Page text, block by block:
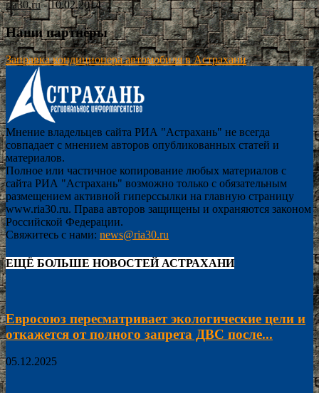
ria30.ru - 10.02.2014
Наши партнёры
Заправка кондиционера автомобиля в Астрахани
Мнение владельцев сайта РИА "Астрахань" не всегда
совпадает с мнением авторов опубликованных статей и
материалов.
Полное или частичное копирование любых материалов с
сайта РИА "Астрахань" возможно только с обязательным
размещением активной гиперссылки на главную страницу
www.ria30.ru. Права авторов защищены и охраняются законом
Российской Федерации.
Свяжитесь с нами: news@ria30.ru
ЕЩЁ БОЛЬШЕ НОВОСТЕЙ АСТРАХАНИ
Евросоюз пересматривает экологические цели и
откажется от полного запрета ДВС после...
05.12.2025